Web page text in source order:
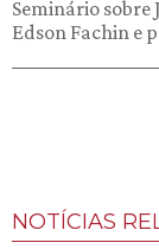
Seminário
Edson Fachin e
NOTÍCIAS